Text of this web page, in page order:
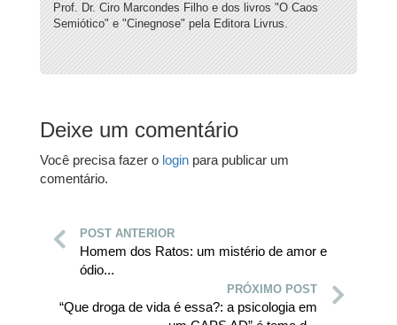
Prof. Dr. Ciro Marcondes Filho e dos livros "O Caos
Semiótico" e "Cinegnose" pela Editora Livrus.
Deixe um comentário
Você precisa fazer o login para publicar um
comentário.
POST ANTERIOR
Homem dos Ratos: um mistério de amor e
ódio...
PRÓXIMO POST
“Que droga de vida é essa?: a psicologia em